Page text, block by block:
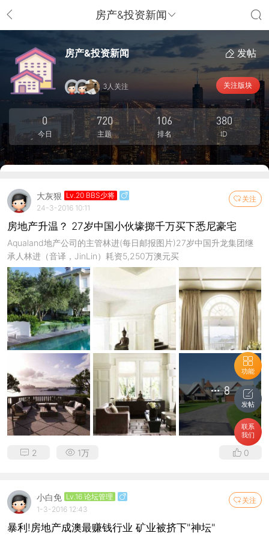
房产&投资新闻
功能
发帖
联系
我们
房产&投资新闻 发帖
3人关注 关注版块
0
今日
720
主题
106
排名
380
ID
关注
大灰狠 Lv.20 BBS少将
24-3-2016 10:11
房地产升温？ 27岁中国小伙壕掷千万买下悉尼豪宅
Aqualand地产公司的主管林进(每日邮报图片)27岁中国升龙集团继
承人林进（音译，JinLin）耗资5,250万澳元买
8
2 1万 0
关注
小白免 Lv.16 论坛管理
1-3-2016 12:43
暴利!房地产成澳最赚钱行业 矿业被挤下"神坛"